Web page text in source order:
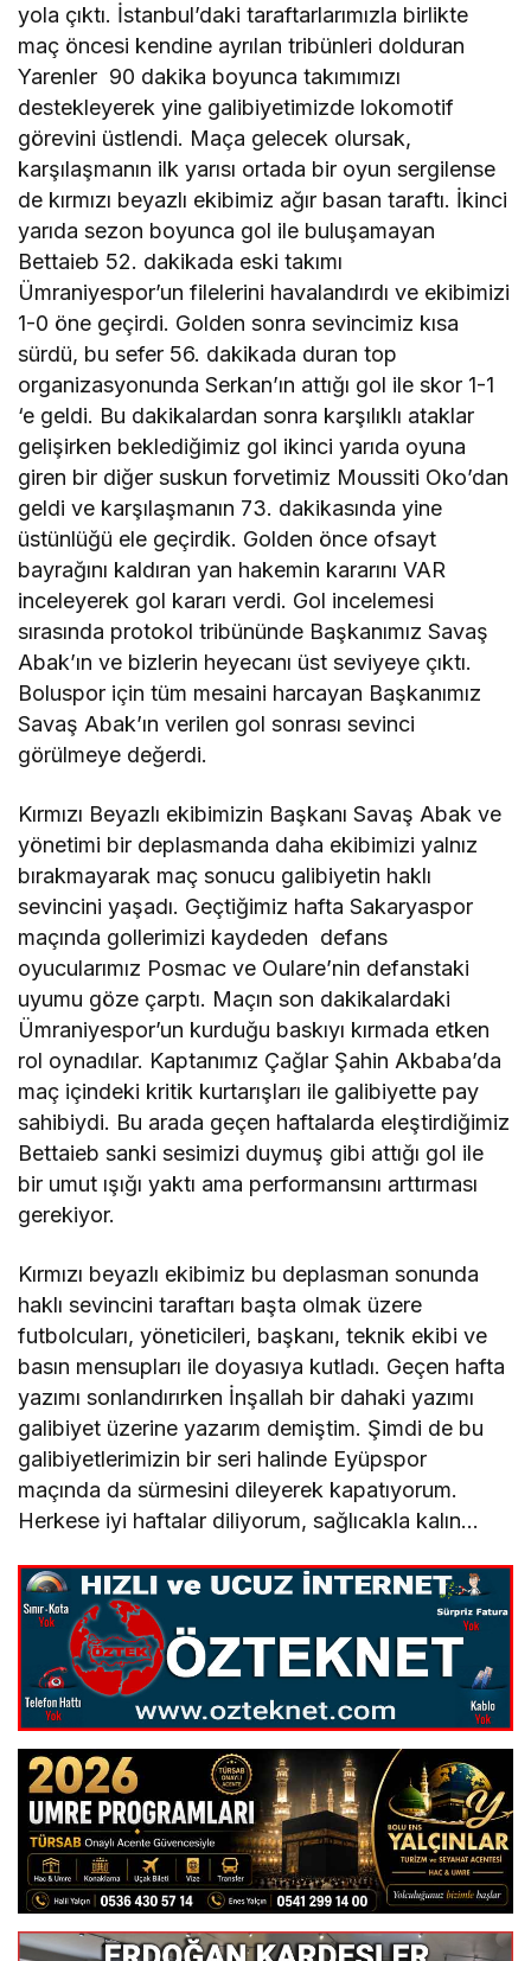
yola çıktı. İstanbul’daki taraftarlarımızla birlikte
maç öncesi kendine ayrılan tribünleri dolduran
Yarenler 90 dakika boyunca takımımızı
destekleyerek yine galibiyetimizde lokomotif
görevini üstlendi. Maça gelecek olursak,
karşılaşmanın ilk yarısı ortada bir oyun sergilense
de kırmızı beyazlı ekibimiz ağır basan taraftı. İkinci
yarıda sezon boyunca gol ile buluşamayan
Bettaieb 52. dakikada eski takımı
Ümraniyespor’un filelerini havalandırdı ve ekibimizi
1-0 öne geçirdi. Golden sonra sevincimiz kısa
sürdü, bu sefer 56. dakikada duran top
organizasyonunda Serkan’ın attığı gol ile skor 1-1
‘e geldi. Bu dakikalardan sonra karşılıklı ataklar
gelişirken beklediğimiz gol ikinci yarıda oyuna
giren bir diğer suskun forvetimiz Moussiti Oko’dan
geldi ve karşılaşmanın 73. dakikasında yine
üstünlüğü ele geçirdik. Golden önce ofsayt
bayrağını kaldıran yan hakemin kararını VAR
inceleyerek gol kararı verdi. Gol incelemesi
sırasında protokol tribününde Başkanımız Savaş
Abak’ın ve bizlerin heyecanı üst seviyeye çıktı.
Boluspor için tüm mesaini harcayan Başkanımız
Savaş Abak’ın verilen gol sonrası sevinci
görülmeye değerdi.
Kırmızı Beyazlı ekibimizin Başkanı Savaş Abak ve
yönetimi bir deplasmanda daha ekibimizi yalnız
bırakmayarak maç sonucu galibiyetin haklı
sevincini yaşadı. Geçtiğimiz hafta Sakaryaspor
maçında gollerimizi kaydeden defans
oyucularımız Posmac ve Oulare’nin defanstaki
uyumu göze çarptı. Maçın son dakikalardaki
Ümraniyespor’un kurduğu baskıyı kırmada etken
rol oynadılar. Kaptanımız Çağlar Şahin Akbaba’da
maç içindeki kritik kurtarışları ile galibiyette pay
sahibiydi. Bu arada geçen haftalarda eleştirdiğimiz
Bettaieb sanki sesimizi duymuş gibi attığı gol ile
bir umut ışığı yaktı ama performansını arttırması
gerekiyor.
Kırmızı beyazlı ekibimiz bu deplasman sonunda
haklı sevincini taraftarı başta olmak üzere
futbolcuları, yöneticileri, başkanı, teknik ekibi ve
basın mensupları ile doyasıya kutladı. Geçen hafta
yazımı sonlandırırken İnşallah bir dahaki yazımı
galibiyet üzerine yazarım demiştim. Şimdi de bu
galibiyetlerimizin bir seri halinde Eyüpspor
maçında da sürmesini dileyerek kapatıyorum.
Herkese iyi haftalar diliyorum, sağlıcakla kalın…